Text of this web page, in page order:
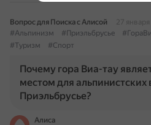
Вопрос для Поиска с Алисой
27 января
#Альпинизм
#Приэльбрусье
#Туризм
#Спорт
Почему гора Виа-тау
местом для альпинистских
Приэльбрусье?
Алиса